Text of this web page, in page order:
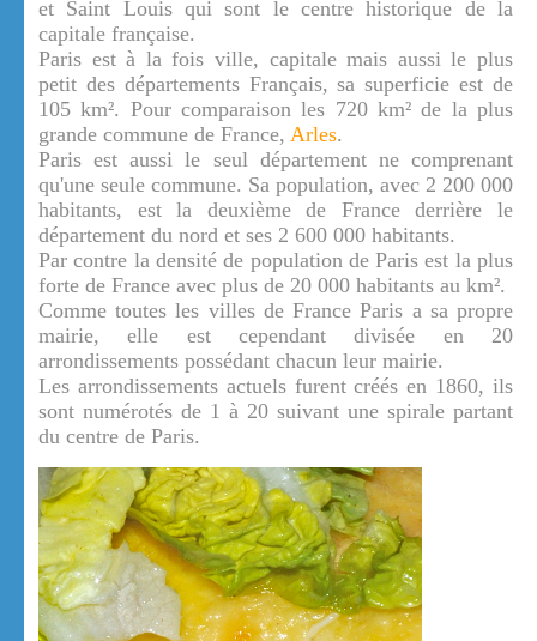
et Saint Louis qui sont le centre historique de la
capitale française.
Paris est à la fois ville, capitale mais aussi le plus
petit des départements Français, sa superficie est de
105 km². Pour comparaison les 720 km² de la plus
grande commune de France, Arles.
Paris est aussi le seul département ne comprenant
qu'une seule commune. Sa population, avec 2 200 000
habitants, est la deuxième de France derrière le
département du nord et ses 2 600 000 habitants.
Par contre la densité de population de Paris est la plus
forte de France avec plus de 20 000 habitants au km².
Comme toutes les villes de France Paris a sa propre
mairie, elle est cependant divisée en 20
arrondissements possédant chacun leur mairie.
Les arrondissements actuels furent créés en 1860, ils
sont numérotés de 1 à 20 suivant une spirale partant
du centre de Paris.